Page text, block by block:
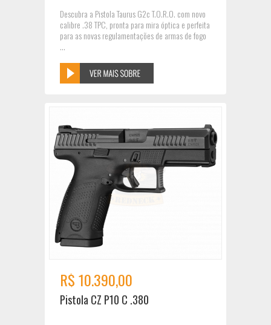
Descubra a Pistola Taurus G2c T.O.R.O. com novo
calibre .38 TPC, pronta para mira óptica e perfeita
para as novas regulamentações de armas de fogo
...
R$ 10.390,00
Pistola CZ P10 C .380